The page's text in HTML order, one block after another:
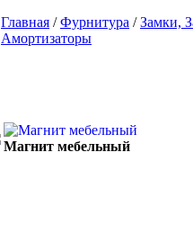
Главная /Фурнитура /Замки,
Амортизаторы
Магнит мебельный